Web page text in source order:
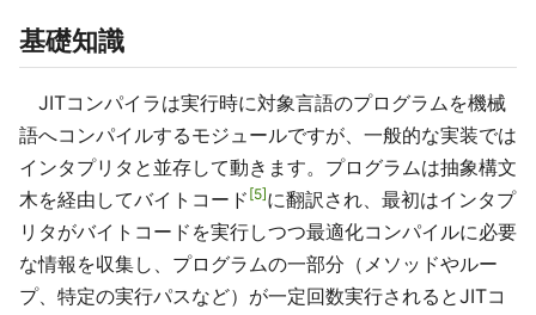
基礎知識
JITコンパイラは実行時に対象言語のプログラムを機械
語へコンパイルするモジュールですが、一般的な実装では
インタプリタと並存して動きます。プログラムは抽象構文
木を経由してバイトコード 5 に翻訳され、最初はインタプ
リタがバイトコードを実行しつつ最適化コンパイルに必要
な情報を収集し、プログラムの一部分（メソッドやルー
プ、特定の実行パスなど）が一定回数実行されるとJITコ